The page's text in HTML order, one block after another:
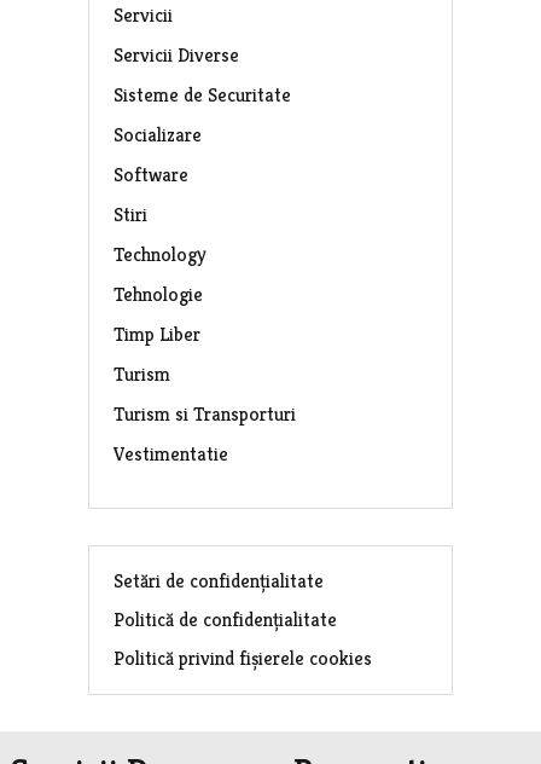
Servicii
Servicii Diverse
Sisteme de Securitate
Socializare
Software
Stiri
Technology
Tehnologie
Timp Liber
Turism
Turism si Transporturi
Vestimentatie
Setări de confidențialitate
Politică de confidențialitate
Politică privind fișierele cookies